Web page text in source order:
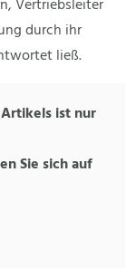
Vertriebsleiter
durch ihr
ließ.
ist nur
Sie sich auf